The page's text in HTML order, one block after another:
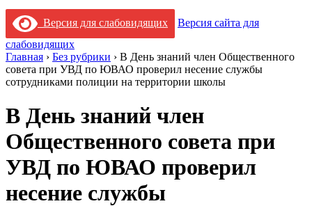
Версия для слабовидящих
Версия сайта для
слабовидящих
Главная › Без рубрики › В День знаний член Общественного
совета при УВД по ЮВАО проверил несение службы
сотрудниками полиции на территории школы
В День знаний член
Общественного совета при
УВД по ЮВАО проверил
несение службы